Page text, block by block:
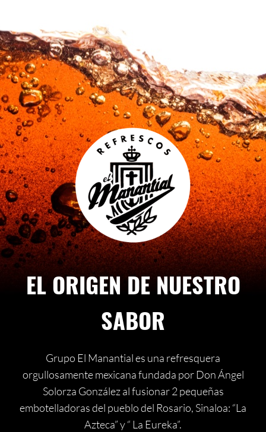
EL ORIGEN DE NUESTRO
SABOR
Grupo El Manantial es una refresquera
orgullosamente mexicana fundada por Don Ángel
Solorza González al fusionar 2 pequeñas
embotelladoras del pueblo del Rosario, Sinaloa: “La
Azteca” y “ La Eureka”.